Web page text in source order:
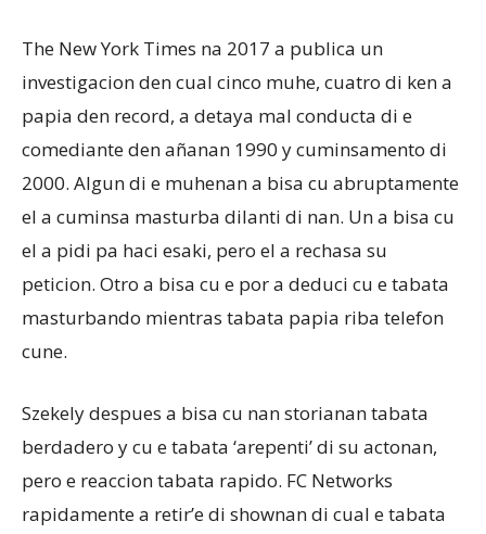
The New York Times na 2017 a publica un
investigacion den cual cinco muhe, cuatro di ken a
papia den record, a detaya mal conducta di e
comediante den añanan 1990 y cuminsamento di
2000. Algun di e muhenan a bisa cu abruptamente
el a cuminsa masturba dilanti di nan. Un a bisa cu
el a pidi pa haci esaki, pero el a rechasa su
peticion. Otro a bisa cu e por a deduci cu e tabata
masturbando mientras tabata papia riba telefon
cune.
Szekely despues a bisa cu nan storianan tabata
berdadero y cu e tabata ‘arepenti’ di su actonan,
pero e reaccion tabata rapido. FC Networks
rapidamente a retir’e di shownan di cual e tabata